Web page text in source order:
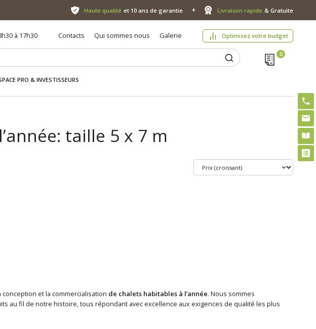
Haute qualité et 10 ans de garantie Livraison rapide & Gratuite
à 17h30 Contacts Qui sommes nous Galerie Optimisez votre budget
PRO & INVESTISSEURS
taille 5 x 7 m
et la commercialisation de chalets habitables à l’année. Nous sommes
au fil de notre histoire, tous répondant avec excellence aux exigences de qualité les plus